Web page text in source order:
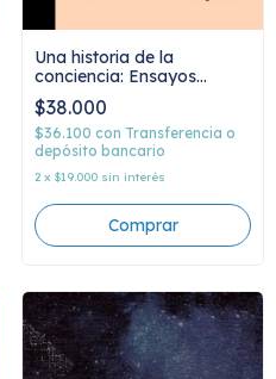
Una historia de la
conciencia: Ensayos
escogidos, Angela Davis
$38.000
$36.100 con Transferencia o
depósito bancario
2 x $19.000 sin interés